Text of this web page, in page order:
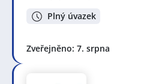
Plný úvazek
Zveřejněno: 7. srpna